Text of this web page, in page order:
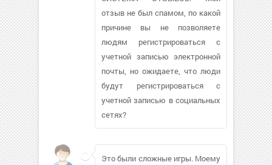
отзыв не был спамом, по какой
причине вы не позволяете
людям регистрироваться с
учетной записью электронной
почты, но ожидаете, что люди
будут регистрироваться с
учетной записью в социальных
сетях?
Это были сложные игры. Моему